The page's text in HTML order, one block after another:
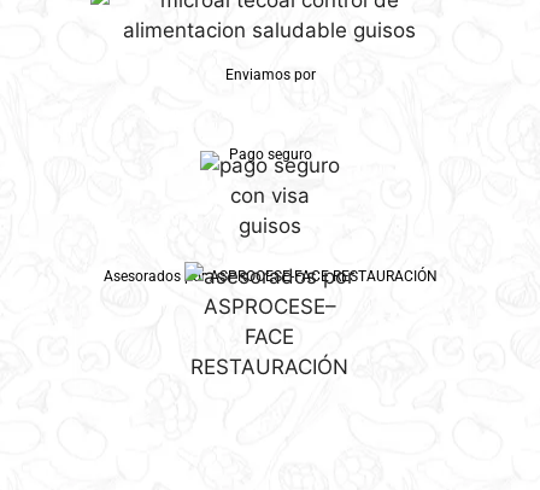
Enviamos por
Pago seguro
Asesorados por ASPROCESE-FACE RESTAURACIÓN